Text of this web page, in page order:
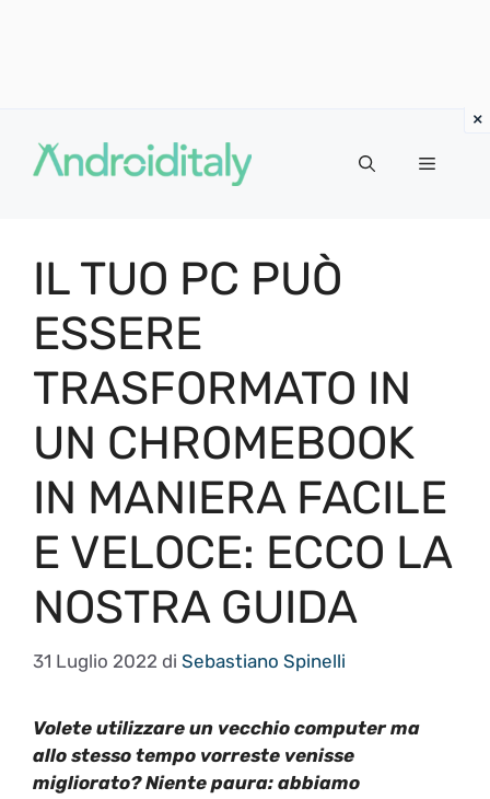
contenuto
MENU
IL TUO PC PUÒ
ESSERE
TRASFORMATO IN
UN CHROMEBOOK
IN MANIERA FACILE
E VELOCE: ECCO LA
NOSTRA GUIDA
31 Luglio 2022 di Sebastiano Spinelli
Volete utilizzare un vecchio computer ma
allo stesso tempo vorreste venisse
migliorato? Niente paura: abbiamo